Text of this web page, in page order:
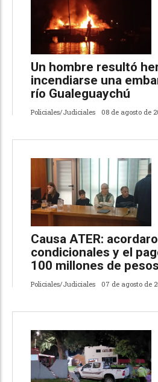
Un hombre resultó
incendiarse una
río Gualeguaychú
Policiales/Judiciales 08 de agosto de
Causa ATER:
condicionales y el
100 millones de pesos
Policiales/Judiciales 07 de agosto de